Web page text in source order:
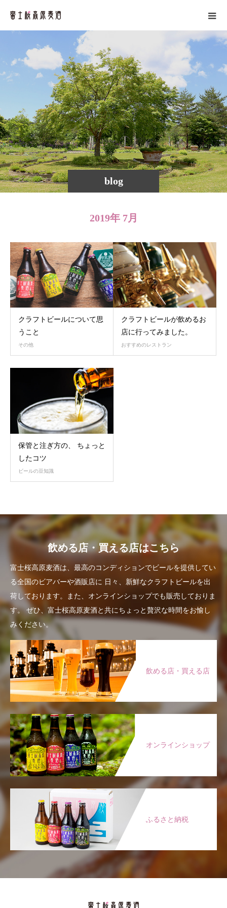
blog
2019年 7月
クラフトビールについて思
うこと
その他
クラフトビールが飲めるお
店に行ってみました。
おすすめのレストラン
保管と注ぎ方の、 ちょっと
したコツ
ビールの豆知識
飲める店・買える店はこちら
富士桜高原麦酒は、最高のコンディションでビールを提供してい
る全国のビアバーや酒販店に 日々、新鮮なクラフトビールを出
荷しております。また、オンラインショップでも販売しておりま
す。ぜひ、富士桜高原麦酒と共にちょっと贅沢な時間をお愉し
みください。
飲める店・買える店
オンラインショップ
ふるさと納税